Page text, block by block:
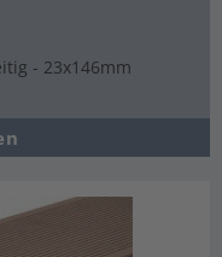
- 23x146mm